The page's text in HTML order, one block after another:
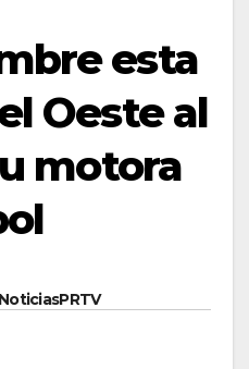
esta
Oeste al
motora